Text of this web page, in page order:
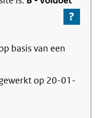
?
Ga
over
basis van een
op 20-01-